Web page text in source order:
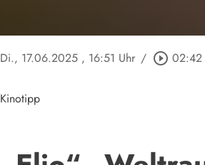
Di., 17.06.2025 , 16:51 Uhr / play_circle_outline 02:42
Kinotipp